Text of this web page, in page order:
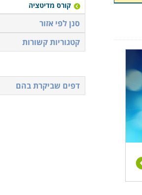
קורס מדיטציה
סנן לפי אזור
קטגוריות קשורות
דפים שביקרת בהם